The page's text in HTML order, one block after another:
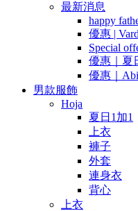
最新消息
happy
優惠 |
Special
優惠｜夏
優惠｜
男款服飾
Hoja
夏日1加1
上衣
褲子
外套
連身衣
背心
上衣